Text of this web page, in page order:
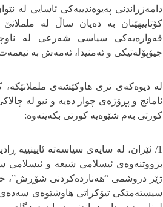
دامەزراندنی پەیوەندییەکی ئاسایی لە
کۆتاییهێنان بە دەیان ساڵ لە
قەوارەیەکی سیاسی شەرعی لە
جیۆپۆلەتیکی و ئەمنیدا، ئەمەش بە
لە دیوەکەی تری هاوکێشەی ململانێکە،
ئامانج و پڕۆژەی چوار دەیە و نیو لە
کورتی بەم شێوەیە کورتی بکەینەوە:
1/ ئێران، لە سایەی سیاسەتە ئایینییە
بزووتنەوەی ئیسلامی شیعە و ئیسلامی
ژێر دروشمی “هەناردەکردنی شۆڕش”،
سیستەمێکی تیۆکراتی هاوشێوەی سەدەی